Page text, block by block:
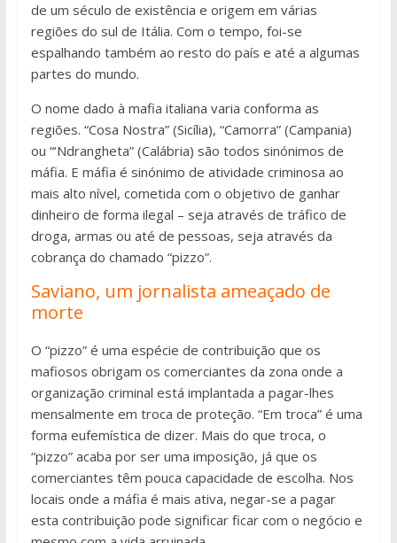
de um século de existência e origem em várias
regiões do sul de Itália. Com o tempo, foi-se
espalhando também ao resto do país e até a algumas
partes do mundo.
O nome dado à mafia italiana varia conforma as
regiões. “Cosa Nostra” (Sicília), “Camorra” (Campania)
ou “‘Ndrangheta” (Calábria) são todos sinónimos de
máfia. E máfia é sinónimo de atividade criminosa ao
mais alto nível, cometida com o objetivo de ganhar
dinheiro de forma ilegal – seja através de tráfico de
droga, armas ou até de pessoas, seja através da
cobrança do chamado “pizzo”.
Saviano, um jornalista ameaçado de
morte
O “pizzo” é uma espécie de contribuição que os
mafiosos obrigam os comerciantes da zona onde a
organização criminal está implantada a pagar-lhes
mensalmente em troca de proteção. “Em troca” é uma
forma eufemística de dizer. Mais do que troca, o
“pizzo” acaba por ser uma imposição, já que os
comerciantes têm pouca capacidade de escolha. Nos
locais onde a máfia é mais ativa, negar-se a pagar
esta contribuição pode significar ficar com o negócio e